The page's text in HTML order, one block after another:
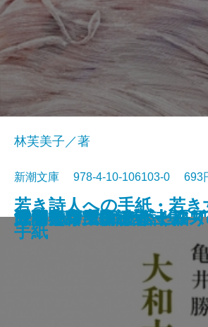
人形の家
恐怖の谷
蟹工船・党生活者
マルテの手記
武蔵野夫人
緋色の研究
ツァラトストラかく語
シャーロック・ホーム
サロメ・ウィンダミア
浮雲
林芙美子／著
新潮文庫 978-4-10-106103-0
大和古寺風物誌
シャーロック・ホーム
シャーロック・ホーム
ジェーン・エア〔上〕
若き詩人への手紙・若き
手紙
ツァラトストラかく語
武者小路実篤詩集
はつ恋
海潮音―上田敏訳詩集―
人間失格